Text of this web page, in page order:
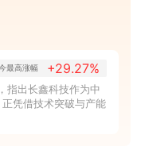
最高涨幅 +29.27%
指出长鑫科技作为中
凭借技术突破与产能